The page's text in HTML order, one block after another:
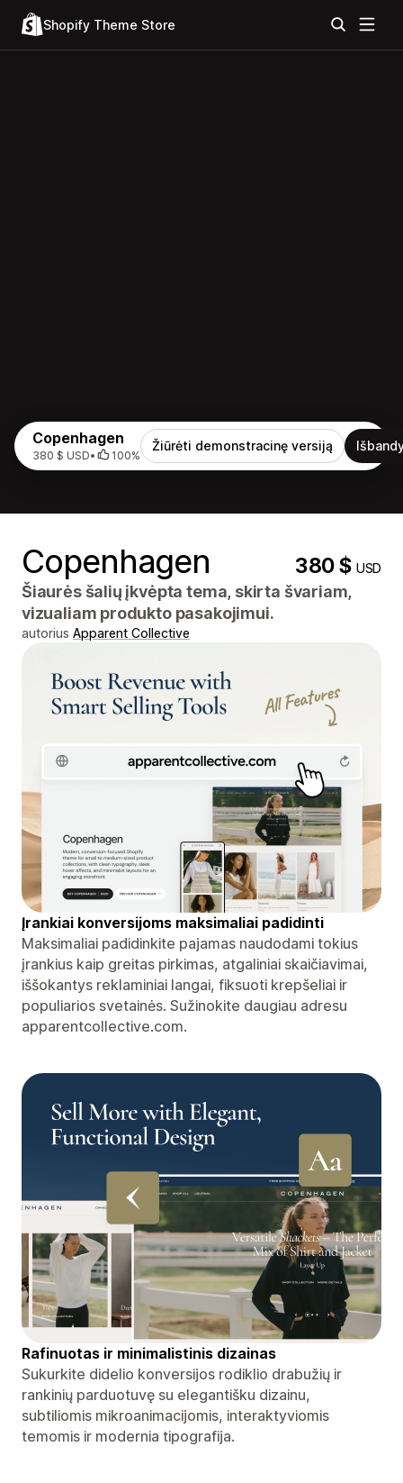
Shopify Theme Store
Copenhagen
380 $ USD• 100%
Žiūrėti demonstracinę versiją
Copenhagen 380 $USD
Šiaurės šalių įkvėpta tema, skirta švariam,
vizualiam produkto pasakojimui.
autorius Apparent Collective
Įrankiai konversijoms maksimaliai padidinti
Maksimaliai padidinkite pajamas naudodami tokius
įrankius kaip greitas pirkimas, atgaliniai skaičiavimai,
iššokantys reklaminiai langai, fiksuoti krepšeliai ir
populiarios svetainės. Sužinokite daugiau adresu
apparentcollective.com.
Rafinuotas ir minimalistinis dizainas
Sukurkite didelio konversijos rodiklio drabužių ir
rankinių parduotuvę su elegantišku dizainu,
subtiliomis mikroanimacijomis, interaktyviomis
temomis ir modernia tipografija.